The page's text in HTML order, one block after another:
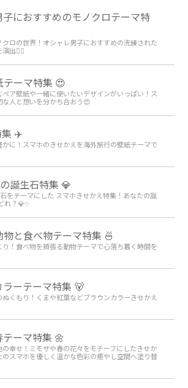
におすすめのモノクロテーマ特
ロの世界！オシャレ男子におすすめの洗練された
出💁‍♂️
ーマ特集 😍
ア壁紙や一緒に使いたいデザインがいっぱい！ス
人と想いを分かち合おう😍
集 ✈️
に！スマホのきせかえを海外旅行の壁紙テーマで
誕生石特集 💎
をテーマにした スマホきせかえ特集！あなたの誕
れ？💎✨
と食べ物テーマ特集 🍜
！食べ物を頬張る動物テーマで心落ち着く時間を
ーテーマ特集 🐻
くもり！くまや紅葉などブラウンカラーきせかえ
ーマ特集 🌼
幸せ！ミモザや春の花々をモチーフにしたきせか
スマホを優しく温かな色彩の癒やし空間へ塗り替